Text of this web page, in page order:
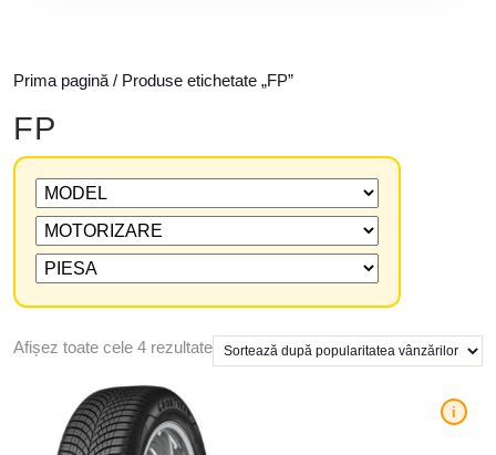
Prima pagină / Produse etichetate „FP”
FP
Afișez toate cele 4 rezultate
i